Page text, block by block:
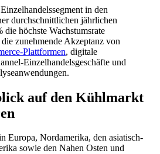
in den
durchschnittlichen jährlichen
die höchste Wachstumsrate
zunehmende Akzeptanz von
Plattformen, digitale
Einzelhandelsgeschäfte und
auf den Kühlmarkt
Europa, Nordamerika, den asiatisch-
sowie den Nahen Osten und